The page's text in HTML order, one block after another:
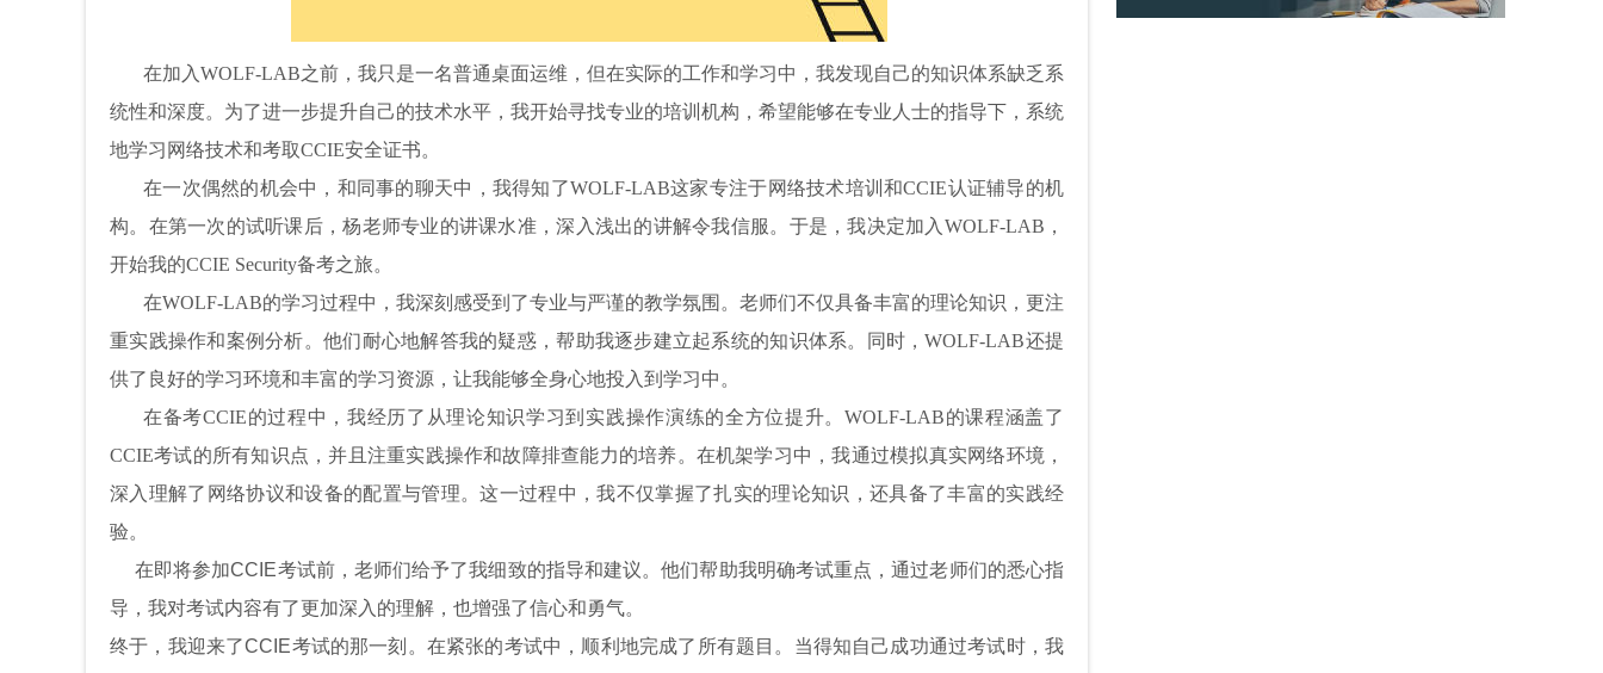
在加入WOLF-LAB之前，我只是一名普通桌面运维，但在实际的工作和学习中，我发现自己的知识体系缺乏系
统性和深度。为了进一步提升自己的技术水平，我开始寻找专业的培训机构，希望能够在专业人士的指导下，系统
地学习网络技术和考取CCIE安全证书。
在一次偶然的机会中，和同事的聊天中，我得知了WOLF-LAB这家专注于网络技术培训和CCIE认证辅导的机
构。在第一次的试听课后，杨老师专业的讲课水准，深入浅出的讲解令我信服。于是，我决定加入WOLF-LAB，
开始我的CCIE Security备考之旅。
在WOLF-LAB的学习过程中，我深刻感受到了专业与严谨的教学氛围。老师们不仅具备丰富的理论知识，更注
重实践操作和案例分析。他们耐心地解答我的疑惑，帮助我逐步建立起系统的知识体系。同时，WOLF-LAB还提
供了良好的学习环境和丰富的学习资源，让我能够全身心地投入到学习中。
在备考CCIE的过程中，我经历了从理论知识学习到实践操作演练的全方位提升。WOLF-LAB的课程涵盖了
CCIE考试的所有知识点，并且注重实践操作和故障排查能力的培养。在机架学习中，我通过模拟真实网络环境，
深入理解了网络协议和设备的配置与管理。这一过程中，我不仅掌握了扎实的理论知识，还具备了丰富的实践经
验。
在即将参加CCIE考试前，老师们给予了我细致的指导和建议。他们帮助我明确考试重点，通过老师们的悉心指
导，我对考试内容有了更加深入的理解，也增强了信心和勇气。
终于，我迎来了CCIE考试的那一刻。在紧张的考试中，顺利地完成了所有题目。当得知自己成功通过考试时，我